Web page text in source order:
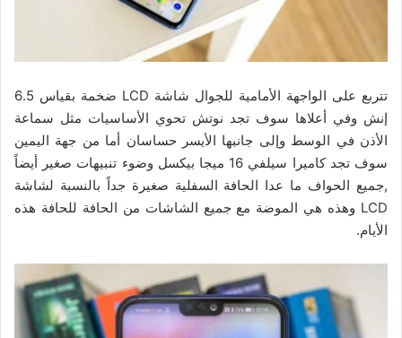
تتربع على الواجهة الأمامية للجوال شاشة LCD ضخمة بقياس 6.5
إنش وفي أعلاها سوف تجد نوتش تحوي الأساسيات مثل سماعة
الأذن في الوسط وإلى جانبها الأيسر حساسان أما من جهة اليمين
سوف تجد كاميرا سيلفي 16 ميجا بيكسل وضوء تنبيهات صغير أيضاً
,جميع الحواف ما عدا الحافة السفلية صغيرة جداً بالنسبة لشاشة
LCD وهذه هي الموضة مع جميع الشاشات من الحافة للحافة هذه
الأيام.